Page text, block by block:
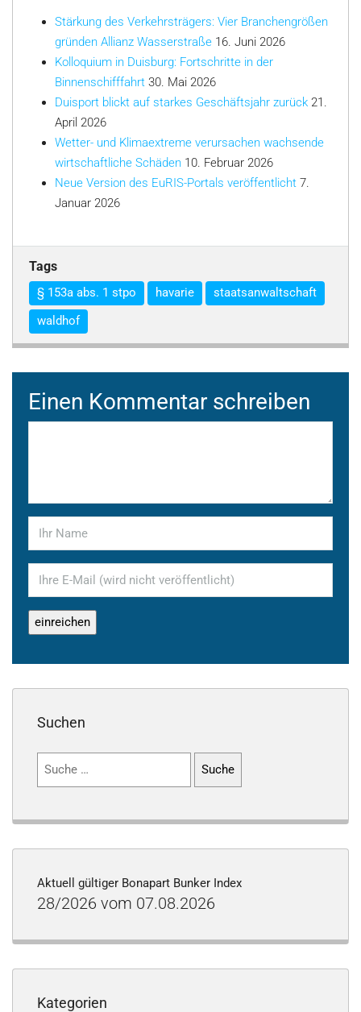
Stärkung des Verkehrsträgers: Vier Branchengrößen
gründen Allianz Wasserstraße 16. Juni 2026
Kolloquium in Duisburg: Fortschritte in der
Binnenschifffahrt 30. Mai 2026
Duisport blickt auf starkes Geschäftsjahr zurück 21.
April 2026
Wetter- und Klimaextreme verursachen wachsende
wirtschaftliche Schäden 10. Februar 2026
Neue Version des EuRIS-Portals veröffentlicht 7.
Januar 2026
Tags
§ 153a abs. 1 stpo havarie
staatsanwaltschaft
waldhof
Einen Kommentar schreiben
Suchen
Suchen
Aktuell gültiger Bonapart Bunker Index
28/2026 vom 07.08.2026
Kategorien